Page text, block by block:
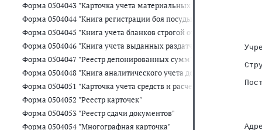
Форма 0504043 "Карточка учета материальных ценностей"
Форма 0504044 "Книга регистрации боя посуды"
Форма 0504045 "Книга учета бланков строгой отчетности"
Форма 0504046 "Книга учета выданных раздатчикам денег на
Форма 0504047 "Реестр депонированных сумм"
Форма 0504048 "Книга аналитического учета депонированной
Форма 0504051 "Карточка учета средств и расчетов"
Форма 0504052 "Реестр карточек"
Форма 0504053 "Реестр сдачи документов"
Форма 0504054 "Многографная карточка"